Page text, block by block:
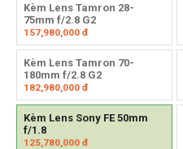
Kèm Lens Tamron 28-
75mm f/2.8 G2
157,980,000 đ
Kèm Lens Tamron 70-
180mm f/2.8 G2
182,980,000 đ
Kèm Lens Sony FE 50mm
f/1.8
125,780,000 đ